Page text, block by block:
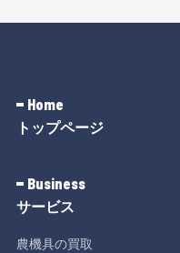
トップページ
Home
サービス
Business
農機具の買取